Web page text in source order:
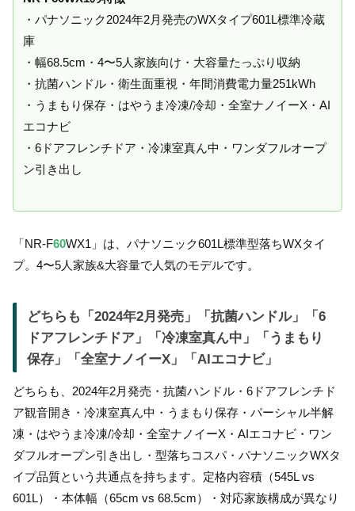
・パナソニック2024年2月発売のWXタイプ601L標準冷蔵
庫
・幅68.5cm・4〜5人家族向け・大容量たっぷり収納
・抗菌ハンドル・衛生面重視・年間消費電力量251kWh
・うまもり保存・はやうま冷凍/冷却・全室ナノイーX・AI
エコナビ
・6ドアフレンチドア・冷凍室真ん中・ワンダフルオープ
ン引き出し
「NR-F60WX1」は、パナソニック601L標準型落ちWXタイ
プ。4〜5人家族&大容量で人気のモデルです。
どちらも「2024年2月発売」「抗菌ハンドル」「6
ドアフレンチドア」「冷凍室真ん中」「うまもり
保存」「全室ナノイーX」「AIエコナビ」
どちらも、2024年2月発売・抗菌ハンドル・6ドアフレンチド
ア観音開き・冷凍室真ん中・うまもり保存・パーシャル半解
凍・はやうま冷凍/冷却・全室ナノイーX・AIエコナビ・ワン
ダフルオープン引き出し・型落ちコスパ・パナソニックWXタ
イプ品質という共通点を持ちます。定格内容積（545L vs
601L）・本体幅（65cm vs 68.5cm）・対応家族構成が異なり